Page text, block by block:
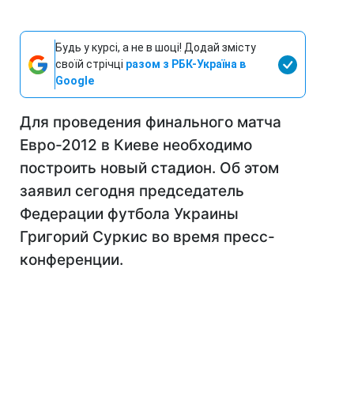
Будь у курсі, а не в шоці! Додай змісту
своїй стрічці разом з РБК-Україна в
Google
Для проведения финального матча
Евро-2012 в Киеве необходимо
построить новый стадион. Об этом
заявил сегодня председатель
Федерации футбола Украины
Григорий Суркис во время пресс-
конференции.